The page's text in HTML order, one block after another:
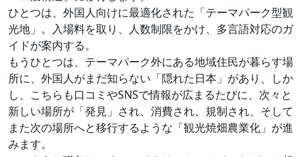
ひとつは、外国人向けに最適化された「テーマパーク型観
光地」。入場料を取り、人数制限をかけ、多言語対応のガ
イドが案内する。
もうひとつは、テーマパーク外にある地域住民が暮らす場
所に、外国人がまだ知らない「隠れた日本」があり、しか
し、こちらも口コミやSNSで情報が広まるたびに、次々と
新しい場所が「発見」され、消費され、規制され、そして
また次の場所へと移行するような「観光焼畑農業化」が進
みます。